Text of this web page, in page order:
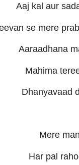
Aaj kal aur
se mere
Aaraadhana
Mahima
Dhanyavaad
Mere
Har pal